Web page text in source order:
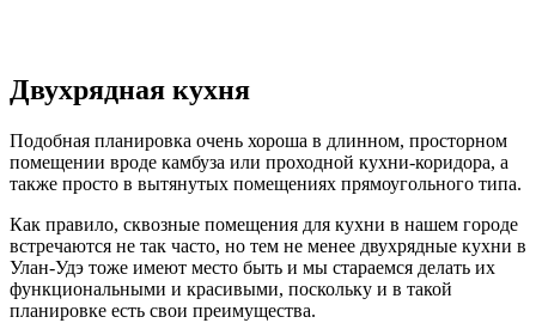
Двухрядная кухня
Подобная планировка очень хороша в длинном, просторном
помещении вроде камбуза или проходной кухни-коридора, а
также просто в вытянутых помещениях прямоугольного типа.
Как правило, сквозные помещения для кухни в нашем городе
встречаются не так часто, но тем не менее двухрядные кухни в
Улан-Удэ тоже имеют место быть и мы стараемся делать их
функциональными и красивыми, поскольку и в такой
планировке есть свои преимущества.